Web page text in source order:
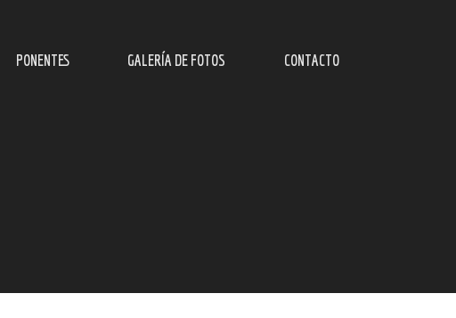
PONENTES GALERÍA DE FOTOS CONTACTO